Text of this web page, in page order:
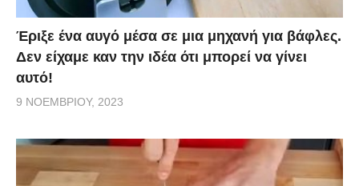
Έριξε ένα αυγό μέσα σε μια μηχανή για βάφλες.
Δεν είχαμε καν την ιδέα ότι μπορεί να γίνει
αυτό!
9 ΝΟΕΜΒΡΊΟΥ, 2023